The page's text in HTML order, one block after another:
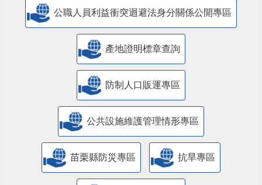
公職人員利益衝突迴避法身分關係公開專區
產地證明標章查詢
防制人口販運專區
​公共設施維護管理情形專區
苗栗縣防災專區 抗旱專區